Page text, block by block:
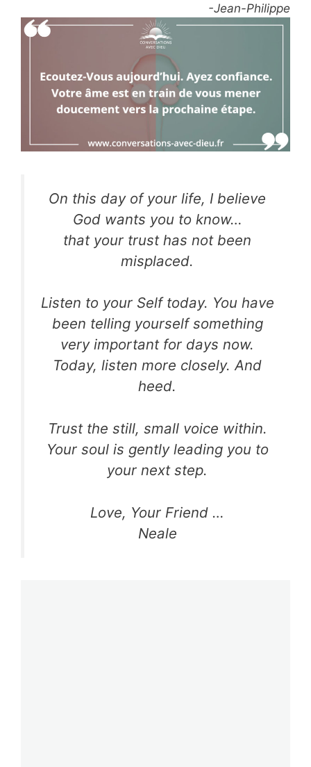
-Jean-Philippe
On this day of your life, I believe
God wants you to know…
that your trust has not been
misplaced.
Listen to your Self today. You have
been telling yourself something
very important for days now.
Today, listen more closely. And
heed.
Trust the still, small voice within.
Your soul is gently leading you to
your next step.
Love, Your Friend …
Neale